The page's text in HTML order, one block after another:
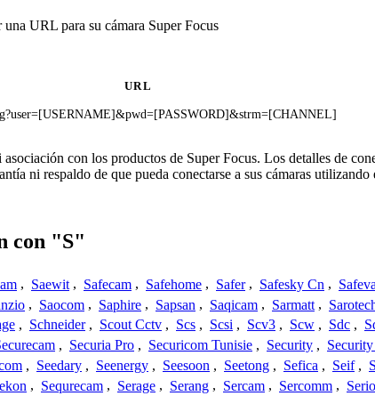
URL para su cámara Super Focus
URL
con los productos de Super Focus. Los detalles de
ni respaldo de que pueda conectarse a sus cámaras utilizando
con "S"
, Saewit , Safecam , Safehome , Safer , Safesky Cn ,
, Saocom , Saphire , Sapsan , Saqicam , Sarmatt ,
, Schneider , Scout Cctv , Scs , Scsi , Scv3 , Scw , Sdc ,
, Securia Pro , Securicom Tunisie , Security ,
, Seedary , Seenergy , Seesoon , Seetong , Sefica , Seif ,
, Sequrecam , Serage , Serang , Sercam , Sercomm ,